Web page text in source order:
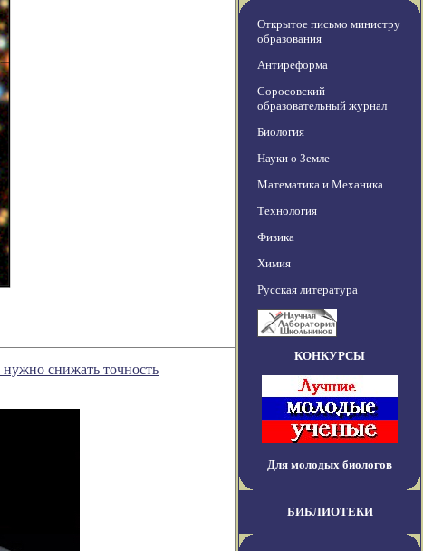
снижать точность
Открытое письмо министру
образования
Антиреформа
Соросовский
образовательный журнал
Биология
Науки о Земле
Математика и Механика
Технология
Физика
Химия
Русская литература
КОНКУРСЫ
Для молодых биологов
БИБЛИОТЕКИ